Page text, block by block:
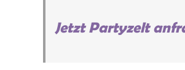
Jetzt Partyzelt